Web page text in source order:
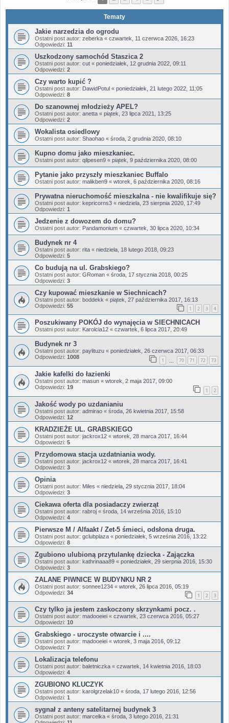
Tematy
Jakie narzedzia do ogrodu
Ostatni post autor: zeberka « czwartek, 11 czerwca 2026, 16:23
Odpowiedzi: 11
Uszkodzony samochód Staszica 2
Ostatni post autor: cut « poniedziałek, 12 grudnia 2022, 09:11
Odpowiedzi: 2
Czy warto kupić ?
Ostatni post autor: DawidPotul « poniedziałek, 21 lutego 2022, 11:05
Odpowiedzi: 8
Do szanownej młodzieży APEL?
Ostatni post autor: anetta « piątek, 23 lipca 2021, 13:25
Odpowiedzi: 2
Wokalista osiedlowy
Ostatni post autor: Shaohao « środa, 2 grudnia 2020, 08:10
Kupno domu jako mieszkaniec.
Ostatni post autor: qilpesen9 « piątek, 9 października 2020, 08:00
Pytanie jako przyszły mieszkaniec Buffalo
Ostatni post autor: malikben9 « wtorek, 6 października 2020, 08:16
Prywatna nieruchomość mieszkalna - nie kwalifikuje się?
Ostatni post autor: kepricorns3 « niedziela, 23 sierpnia 2020, 17:49
Odpowiedzi: 1
Jedzenie z dowozem do domu?
Ostatni post autor: Pandamonium « czwartek, 30 lipca 2020, 10:34
Budynek nr 4
Ostatni post autor: rita « niedziela, 18 lutego 2018, 09:23
Odpowiedzi: 5
Co budują na ul. Grabskiego?
Ostatni post autor: GRoman « środa, 17 stycznia 2018, 00:25
Odpowiedzi: 3
Czy kupować mieszkanie w Siechnicach?
Ostatni post autor: boddekk « piątek, 27 października 2017, 16:13
Odpowiedzi: 55 1 2 3 4
Poszukiwany POKÓJ do wynajęcia w SIECHNICACH
Ostatni post autor: Karolcia12 « czwartek, 6 lipca 2017, 20:49
Budynek nr 3
Ostatni post autor: paylituzu « poniedziałek, 26 czerwca 2017, 06:33
Odpowiedzi: 1008 1 70 71 72 73
Jakie kafelki do łazienki
Ostatni post autor: masun « wtorek, 2 maja 2017, 09:00
Odpowiedzi: 19 1 2
Jakość wody po uzdanianiu
Ostatni post autor: admirao « środa, 26 kwietnia 2017, 15:58
Odpowiedzi: 12
KRADZIEŻE UL. GRABSKIEGO
Ostatni post autor: jackrox12 « wtorek, 28 marca 2017, 16:44
Odpowiedzi: 5
Przydomowa stacja uzdatniania wody.
Ostatni post autor: jackrox12 « wtorek, 28 marca 2017, 16:41
Odpowiedzi: 3
Opinia
Ostatni post autor: Miles « niedziela, 29 stycznia 2017, 18:04
Odpowiedzi: 3
Ciekawa oferta dla posiadaczy zwierząt
Ostatni post autor: rabroj « środa, 14 września 2016, 15:10
Odpowiedzi: 4
Pierwsze M / Alfaakt / Zet-5 śmieci, odsłona druga.
Ostatni post autor: gclubplaza « poniedziałek, 5 września 2016, 13:22
Odpowiedzi: 8
Zgubiono ulubioną przytulankę dziecka - Zajączka
Ostatni post autor: kathrinaaa89 « poniedziałek, 29 sierpnia 2016, 15:30
Odpowiedzi: 3
ZALANE PIWNICE W BUDYNKU NR 2
Ostatni post autor: sonnee1234 « wtorek, 26 lipca 2016, 05:19
Odpowiedzi: 34 1 2 3
Czy tylko ja jestem zaskoczony skrzynkami pocz. .
Ostatni post autor: madooeiei « czwartek, 23 czerwca 2016, 05:27
Odpowiedzi: 10
Grabskiego - uroczyste otwarcie i ....
Ostatni post autor: madooeiei « wtorek, 3 maja 2016, 09:12
Odpowiedzi: 7
Lokalizacja telefonu
Ostatni post autor: baletniczka « czwartek, 14 kwietnia 2016, 18:03
Odpowiedzi: 4
ZGUBIONO KLUCZYK
Ostatni post autor: karolgrzelak10 « środa, 17 lutego 2016, 12:56
Odpowiedzi: 1
sygnał z anteny satelitarnej budynek 3
Ostatni post autor: marcelka « środa, 3 lutego 2016, 21:31